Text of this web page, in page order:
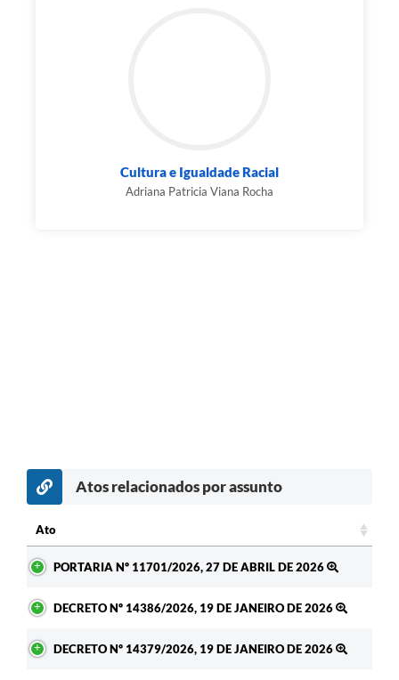
Cultura e Igualdade Racial
Adriana Patricia Viana Rocha
Atos relacionados por assunto
Ato
PORTARIA Nº 11701/2026, 27 DE ABRIL DE 2026
DECRETO Nº 14386/2026, 19 DE JANEIRO DE 2026
DECRETO Nº 14379/2026, 19 DE JANEIRO DE 2026